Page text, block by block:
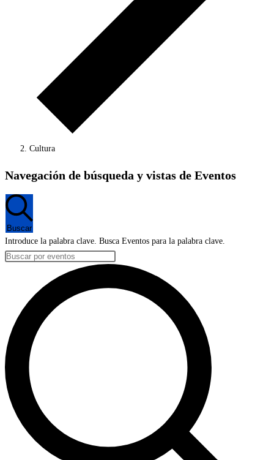
Cultura
Eventos
Navegación de búsqueda y vistas de Eventos
Buscar
Introduce la palabra clave. Busca Eventos para la palabra clave.